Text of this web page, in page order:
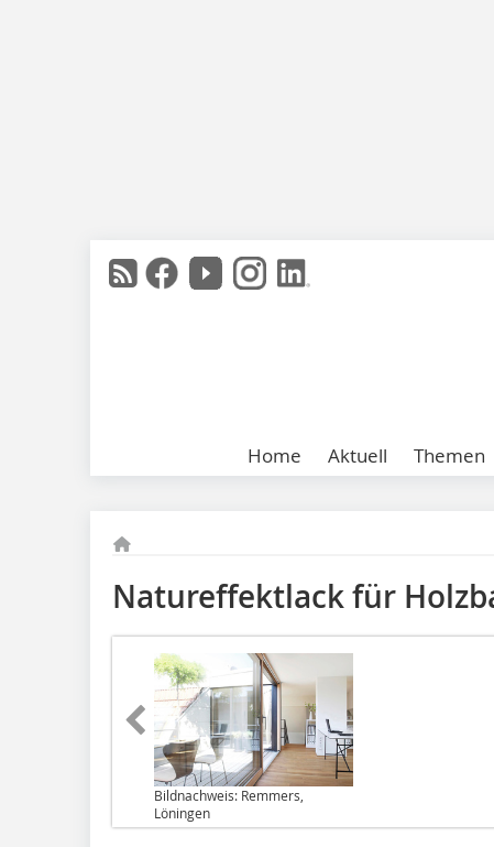
Home Aktuell Themen
Natureffektlack für
Bildnachweis: Remmers,
Löningen